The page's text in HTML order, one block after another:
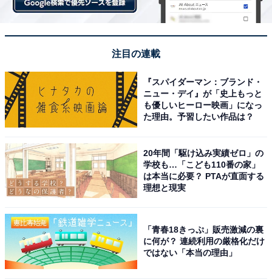
ほかにも、「世の中で話題になっていることはこれを見
てればわかると思える内容だから（52歳女性／石川
県）」「深く切り込んでくれるから（63歳男性／新潟
感覚（34歳女性／愛媛県）」「図解などが有る為、説明
が解りやすい（58歳男性／奈良県）」など、分かりやす
いニュースを見ている感覚という声もありました。
注目の連載
『スパイダーマン：ブランド・
ニュー・デイ』が「史上もっと
も優しいヒーロー映画」になっ
た理由。予習したい作品は？
20年間「駆け込み実績ゼロ」の
学校も…「こども110番の家」
は本当に必要？ PTAが直面する
理想と現実
「青春18きっぷ」販売激減の裏
に何が？ 連続利用の厳格化だけ
ではない「本当の理由」